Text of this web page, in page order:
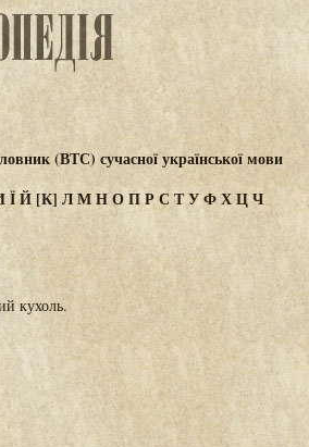
(ВТС) сучасної української мови
ЇЙ [К] ЛМНОПР СТУФХЦЧ
кухоль.